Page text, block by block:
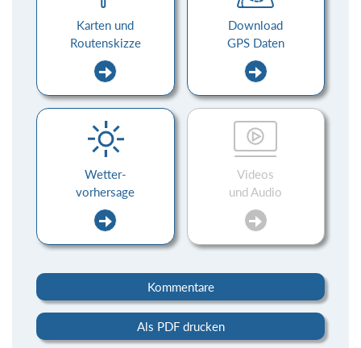
Karten und
Routenskizze
Download
GPS Daten
Wetter-
vorhersage
Videos
und Audio
Kommentare
Als PDF drucken